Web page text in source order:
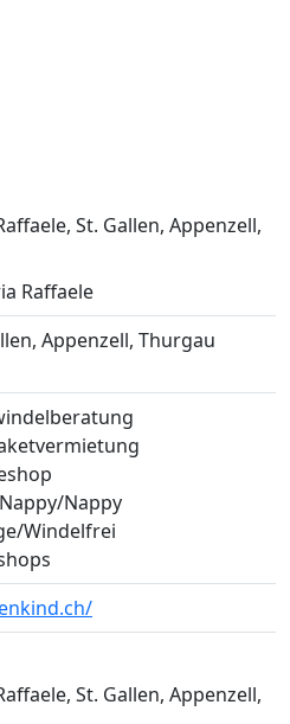
Raffaele
Appenzell, Thurgau
Nappy
Windelfrei